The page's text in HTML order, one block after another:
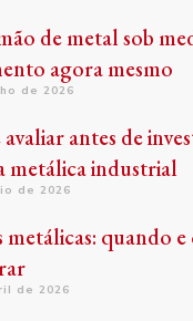
de metal sob
agora mesmo
de 2026
antes de
metálica industrial
de 2026
metálicas: quando
de 2026